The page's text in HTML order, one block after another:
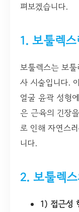
펴보겠습니다.
1. 보툴렉
보툴렉스는 보
사 시술입니다.
얼굴 윤곽 성형
은 근육의 긴장
로 인해 자연스
니다.
2. 보툴렉
1) 접근성